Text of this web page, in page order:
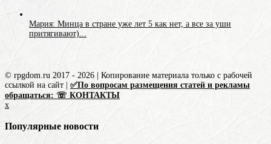
Мария: Минца в стране уже лет 5 как нет, а все за уши
притягивают)...
© rpgdom.ru 2017 - 2026 | Копирование материала только с рабочей
ссылкой на сайт | ✅По вопросам размещения статей и рекламы
обращаться: ☏ КОНТАКТЫ
x
Популярные новости